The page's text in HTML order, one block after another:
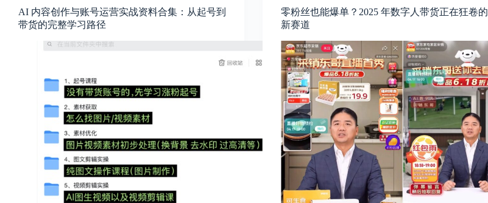
AI 内容创作与账号运营实战资料合集：从起号到
带货的完整学习路径
零粉丝也能爆单？2025 年数字人带货正在狂卷的
新赛道